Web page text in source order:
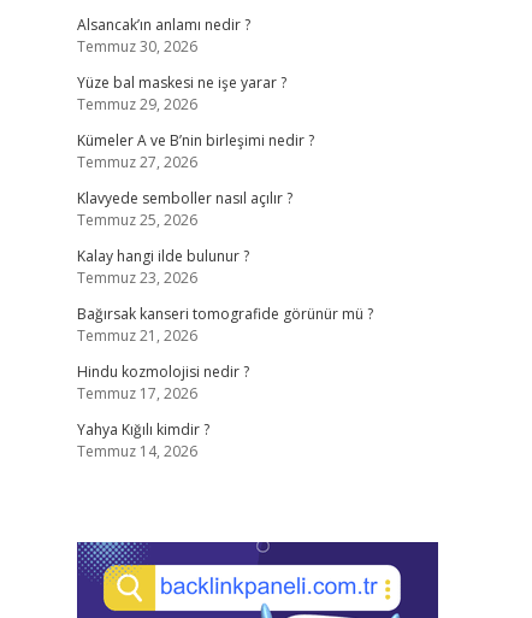
Alsancak’ın anlamı nedir ?
Temmuz 30, 2026
Yüze bal maskesi ne işe yarar ?
Temmuz 29, 2026
Kümeler A ve B’nin birleşimi nedir ?
Temmuz 27, 2026
Klavyede semboller nasıl açılır ?
Temmuz 25, 2026
Kalay hangi ilde bulunur ?
Temmuz 23, 2026
Bağırsak kanseri tomografide görünür mü ?
Temmuz 21, 2026
Hindu kozmolojisi nedir ?
Temmuz 17, 2026
Yahya Kığılı kimdir ?
Temmuz 14, 2026